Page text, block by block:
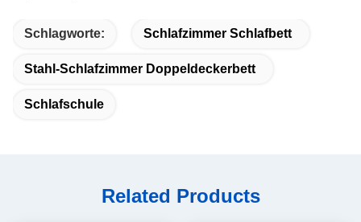
Schlagworte: Schlafzimmer Schlafbett
Stahl-Schlafzimmer Doppeldeckerbett
Schlafschule
Related Products